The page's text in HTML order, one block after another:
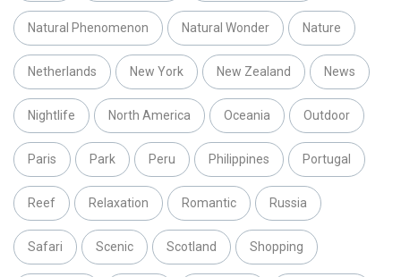
Natural Phenomenon Natural Wonder Nature
Netherlands New York New Zealand News
Nightlife North America Oceania Outdoor
Paris Park Peru Philippines Portugal
Reef Relaxation Romantic Russia
Safari Scenic Scotland Shopping